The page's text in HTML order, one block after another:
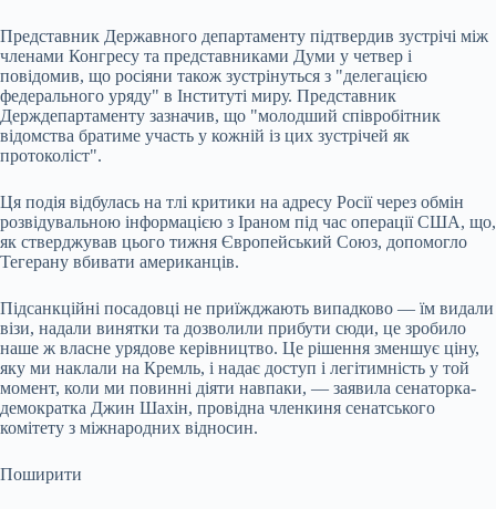
Представник Державного департаменту підтвердив зустрічі між
членами Конгресу та представниками Думи у четвер і
повідомив, що росіяни також зустрінуться з "делегацією
федерального уряду" в Інституті миру. Представник
Держдепартаменту зазначив, що "молодший співробітник
відомства братиме участь у кожній із цих зустрічей як
протоколіст".
Ця подія відбулась на тлі критики на адресу Росії через обмін
розвідувальною інформацією з Іраном під час операції США, що,
як стверджував цього тижня Європейський Союз, допомогло
Тегерану вбивати американців.
Підсанкційні посадовці не приїжджають випадково — їм видали
візи, надали винятки та дозволили прибути сюди, це зробило
наше ж власне урядове керівництво. Це рішення зменшує ціну,
яку ми наклали на Кремль, і надає доступ і легітимність у той
момент, коли ми повинні діяти навпаки, — заявила сенаторка-
демократка Джин Шахін, провідна членкиня сенатського
комітету з міжнародних відносин.
Поширити